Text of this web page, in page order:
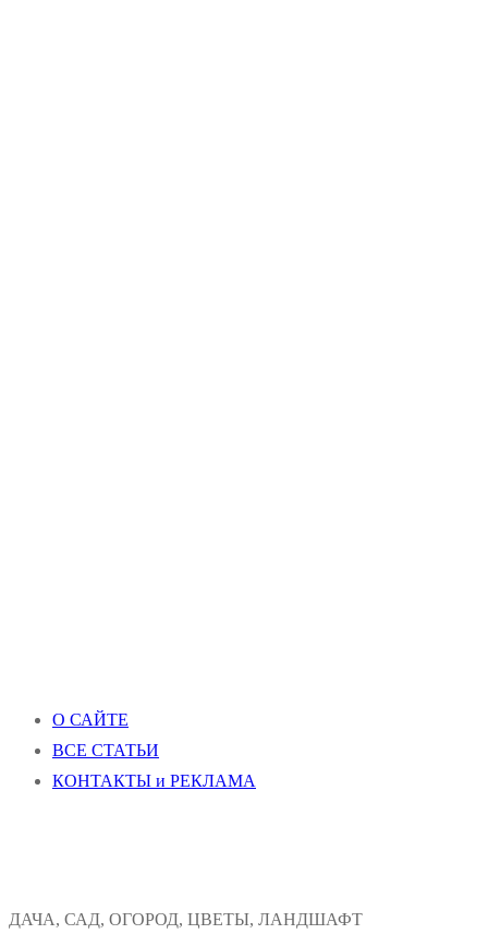
О САЙТЕ
ВСЕ СТАТЬИ
КОНТАКТЫ и РЕКЛАМА
ДАЧА, САД, ОГОРОД, ЦВЕТЫ, ЛАНДШАФТ